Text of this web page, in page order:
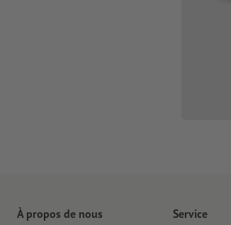
À propos de nous Service